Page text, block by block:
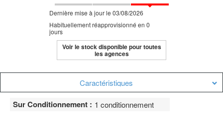
Dernière mise à jour le 03/08/2026
Habituellement réapprovisionné en 0
jours
Voir le stock disponible pour toutes
les agences
Caractéristiques
Sur Conditionnement : 1 conditionnement